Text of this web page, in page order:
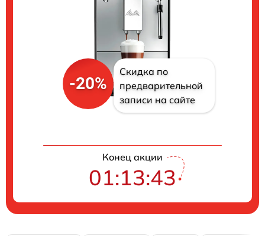
-20%
Скидка по
предварительной
записи на сайте
Конец акции
01:13:42